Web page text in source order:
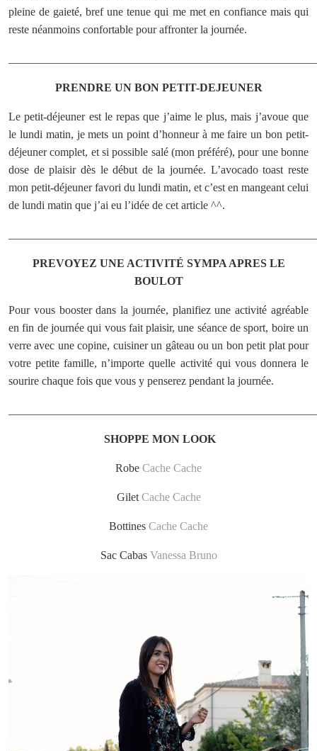
pleine de gaieté, bref une tenue qui me met en confiance mais qui
reste néanmoins confortable pour affronter la journée.
PRENDRE UN BON PETIT-DEJEUNER
Le petit-déjeuner est le repas que j’aime le plus, mais j’avoue que
le lundi matin, je mets un point d’honneur à me faire un bon petit-
déjeuner complet, et si possible salé (mon préféré), pour une bonne
dose de plaisir dès le début de la journée. L’avocado toast reste
mon petit-déjeuner favori du lundi matin, et c’est en mangeant celui
de lundi matin que j’ai eu l’idée de cet article ^^.
PREVOYEZ UNE ACTIVITÉ SYMPA APRES LE
BOULOT
Pour vous booster dans la journée, planifiez une activité agréable
en fin de journée qui vous fait plaisir, une séance de sport, boire un
verre avec une copine, cuisiner un gâteau ou un bon petit plat pour
votre petite famille, n’importe quelle activité qui vous donnera le
sourire chaque fois que vous y penserez pendant la journée.
SHOPPE MON LOOK
Robe Cache Cache
Gilet Cache Cache
Bottines Cache Cache
Sac Cabas Vanessa Bruno